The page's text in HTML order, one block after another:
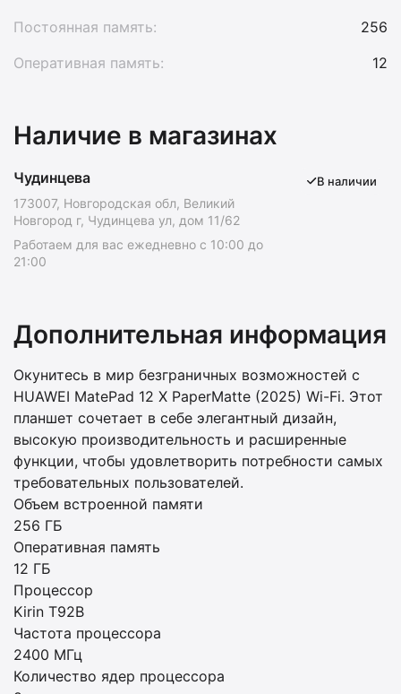
Постоянная память:
256
Оперативная память:
12
Наличие в магазинах
Чудинцева
173007, Новгородская обл, Великий
Новгород г, Чудинцева ул, дом 11/62
Работаем для вас ежедневно с 10:00 до
21:00
В наличии
Дополнительная информация
Окунитесь в мир безграничных возможностей с
HUAWEI MatePad 12 X PaperMatte (2025) Wi-Fi. Этот
планшет сочетает в себе элегантный дизайн,
высокую производительность и расширенные
функции, чтобы удовлетворить потребности самых
требовательных пользователей.
Объем встроенной памяти
256 ГБ
Оперативная память
12 ГБ
Процессор
Kirin T92B
Частота процессора
2400 МГц
Количество ядер процессора